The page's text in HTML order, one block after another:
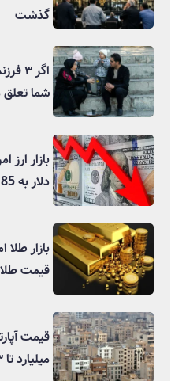
گذشت
اگر
شما
بازار
دلار به 185 هزار تومان رسید
بازار
قیمت طلا
میلیارد تا ۶۳ میلیارد تومان